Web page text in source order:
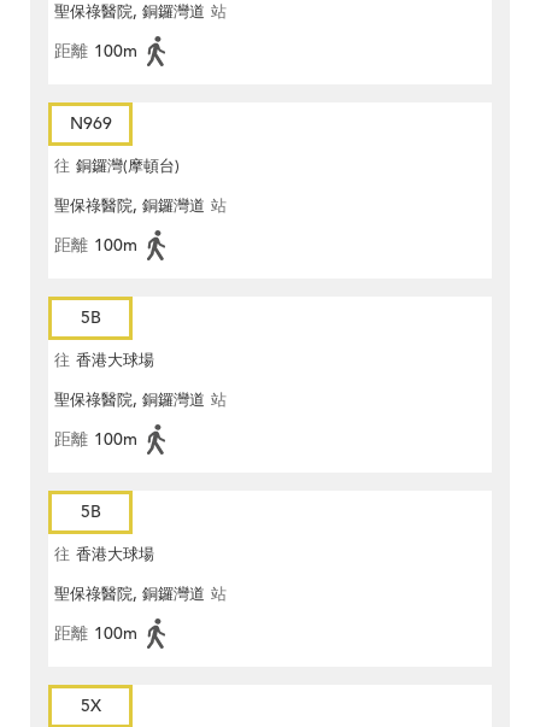
聖保祿醫院, 銅鑼灣道 站
距離 100m
N969
往 銅鑼灣(摩頓台)
聖保祿醫院, 銅鑼灣道 站
距離 100m
5B
往 香港大球場
聖保祿醫院, 銅鑼灣道 站
距離 100m
5B
往 香港大球場
聖保祿醫院, 銅鑼灣道 站
距離 100m
5X